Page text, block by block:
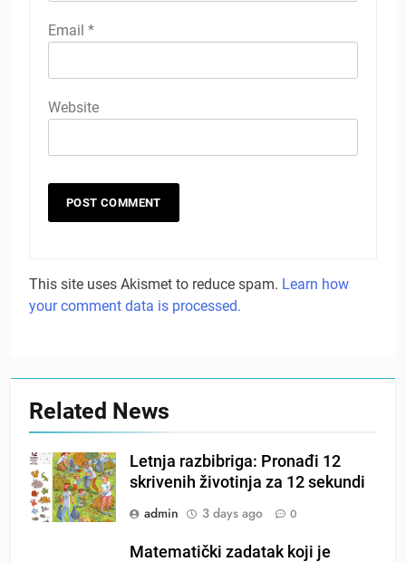
Email *
Website
This site uses Akismet to reduce spam. Learn how
your comment data is processed.
Related News
Letnja razbibriga: Pronađi 12
skrivenih životinja za 12 sekundi
admin
3 days ago 0
Matematički zadatak koji je